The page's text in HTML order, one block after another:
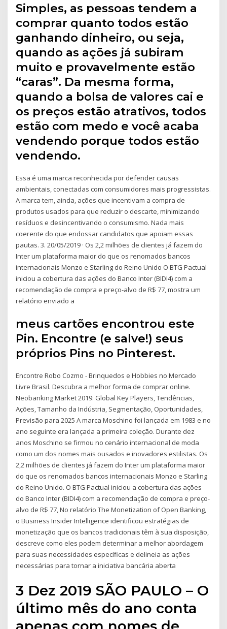
Simples, as pessoas tendem a
comprar quanto todos estão
ganhando dinheiro, ou seja,
quando as ações já subiram
muito e provavelmente estão
“caras”. Da mesma forma,
quando a bolsa de valores cai e
os preços estão atrativos, todos
estão com medo e você acaba
vendendo porque todos estão
vendendo.
Essa é uma marca reconhecida por defender causas
ambientais, conectadas com consumidores mais progressistas.
A marca tem, ainda, ações que incentivam a compra de
produtos usados para que reduzir o descarte, minimizando
resíduos e desincentivando o consumismo. Nada mais
coerente do que endossar candidatos que apoiam essas
pautas. 3. 20/05/2019 · Os 2,2 milhões de clientes já fazem do
Inter um plataforma maior do que os renomados bancos
internacionais Monzo e Starling do Reino Unido O BTG Pactual
iniciou a cobertura das ações do Banco Inter (BIDI4) com a
recomendação de compra e preço-alvo de R$ 77, mostra um
relatório enviado a
meus cartões encontrou este
Pin. Encontre (e salve!) seus
próprios Pins no Pinterest.
Encontre Robo Cozmo - Brinquedos e Hobbies no Mercado
Livre Brasil. Descubra a melhor forma de comprar online.
Neobanking Market 2019: Global Key Players, Tendências,
Ações, Tamanho da Indústria, Segmentação, Oportunidades,
Previsão para 2025 A marca Moschino foi lançada em 1983 e no
ano seguinte era lançada a primeira coleção. Durante dez
anos Moschino se firmou no cenário internacional de moda
como um dos nomes mais ousados e inovadores estilistas. Os
2,2 milhões de clientes já fazem do Inter um plataforma maior
do que os renomados bancos internacionais Monzo e Starling
do Reino Unido. O BTG Pactual iniciou a cobertura das ações
do Banco Inter (BIDI4) com a recomendação de compra e preço-
alvo de R$ 77, No relatório The Monetization of Open Banking,
o Business Insider Intelligence identificou estratégias de
monetização que os bancos tradicionais têm à sua disposição,
descreve como eles podem determinar a melhor abordagem
para suas necessidades específicas e delineia as ações
necessárias para tornar a iniciativa bancária aberta
3 Dez 2019 SÃO PAULO – O
último mês do ano conta